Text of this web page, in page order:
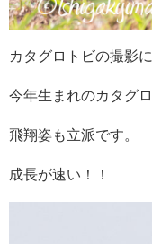
カタグロトビの撮影
今年生まれのカタグロ
飛翔姿も立派です。
成長が速い！！